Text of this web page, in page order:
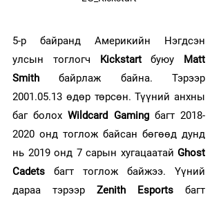
5-р байранд Америкийн Нэгдсэн
улсын тоглогч Kickstart буюу Matt
Smith байрлаж байна. Тэрээр
2001.05.13 өдөр төрсөн. Түүний анхны
баг болох Wildcard Gaming багт 2018-
2020 онд тоглож байсан бөгөөд дунд
нь 2019 онд 7 сарын хугацаатай Ghost
Cadets багт тоглож байжээ. Үүний
дараа тэрээр Zenith Esports багт